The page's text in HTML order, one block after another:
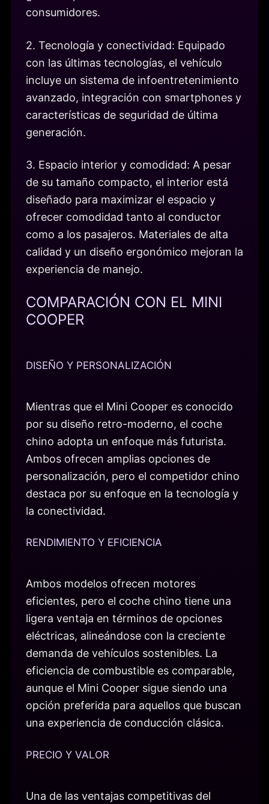
consumidores.
2. Tecnología y conectividad: Equipado
con las últimas tecnologías, el vehículo
incluye un sistema de infoentretenimiento
avanzado, integración con smartphones y
características de seguridad de última
generación.
3. Espacio interior y comodidad: A pesar
de su tamaño compacto, el interior está
diseñado para maximizar el espacio y
ofrecer comodidad tanto al conductor
como a los pasajeros. Materiales de alta
calidad y un diseño ergonómico mejoran la
experiencia de manejo.
COMPARACIÓN CON EL MINI
COOPER
DISEÑO Y PERSONALIZACIÓN
Mientras que el Mini Cooper es conocido
por su diseño retro-moderno, el coche
chino adopta un enfoque más futurista.
Ambos ofrecen amplias opciones de
personalización, pero el competidor chino
destaca por su enfoque en la tecnología y
la conectividad.
RENDIMIENTO Y EFICIENCIA
Ambos modelos ofrecen motores
eficientes, pero el coche chino tiene una
ligera ventaja en términos de opciones
eléctricas, alineándose con la creciente
demanda de vehículos sostenibles. La
eficiencia de combustible es comparable,
aunque el Mini Cooper sigue siendo una
opción preferida para aquellos que buscan
una experiencia de conducción clásica.
PRECIO Y VALOR
Una de las ventajas competitivas del